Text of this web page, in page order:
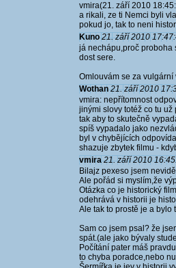
vmira(21. září 2010
a rikali, ze ti Nemci byli
pokud jo, tak to neni
Kuno 21. září 2010
já nechápu,proč proboha
dost sere.
Omlouvám se za vulgární
Wothan 21. září 2010
vmira: nepřítomnost
jinými slovy totéž co tu
tak aby to skutečně
spíš vypadalo jako
byl v chybějících
shazuje zbytek filmu -
vmira 21. září 2010
Bilajz pexeso jsem
Ale pořád si myslím,že
Otázka co je historický
odehrává v historii je
Ale tak to prostě je a bylo
Sam co jsem psal? že
spát.(ale jako bývaly
Počítání pater máš
to chyba poradce,nebo